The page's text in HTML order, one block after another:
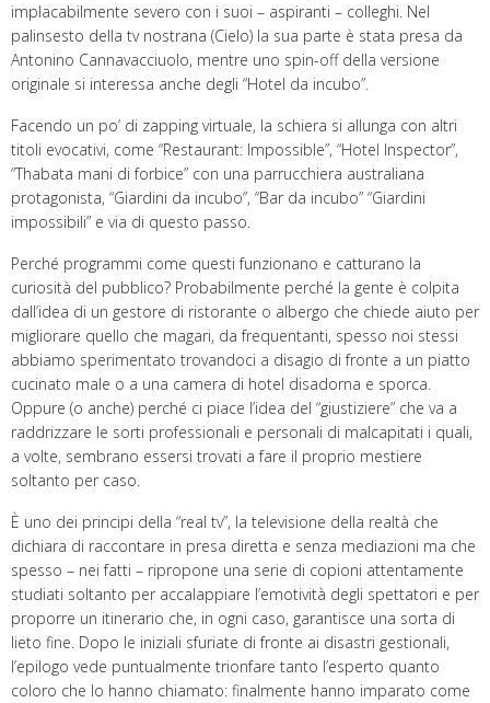
implacabilmente severo con i suoi – aspiranti – colleghi. Nel
palinsesto della tv nostrana (Cielo) la sua parte è stata presa da
Antonino Cannavacciuolo, mentre uno spin-off della versione
originale si interessa anche degli “Hotel da incubo”.
Facendo un po’ di zapping virtuale, la schiera si allunga con altri
titoli evocativi, come “Restaurant: Impossible”, “Hotel Inspector”,
“Thabata mani di forbice” con una parrucchiera australiana
protagonista, “Giardini da incubo”, “Bar da incubo” “Giardini
impossibili” e via di questo passo.
Perché programmi come questi funzionano e catturano la
curiosità del pubblico? Probabilmente perché la gente è colpita
dall’idea di un gestore di ristorante o albergo che chiede aiuto per
migliorare quello che magari, da frequentanti, spesso noi stessi
abbiamo sperimentato trovandoci a disagio di fronte a un piatto
cucinato male o a una camera di hotel disadorna e sporca.
Oppure (o anche) perché ci piace l’idea del “giustiziere” che va a
raddrizzare le sorti professionali e personali di malcapitati i quali,
a volte, sembrano essersi trovati a fare il proprio mestiere
soltanto per caso.
È uno dei principi della “real tv”, la televisione della realtà che
dichiara di raccontare in presa diretta e senza mediazioni ma che
spesso – nei fatti – ripropone una serie di copioni attentamente
studiati soltanto per accalappiare l’emotività degli spettatori e per
proporre un itinerario che, in ogni caso, garantisce una sorta di
lieto fine. Dopo le iniziali sfuriate di fronte ai disastri gestionali,
l’epilogo vede puntualmente trionfare tanto l’esperto quanto
coloro che lo hanno chiamato: finalmente hanno imparato come